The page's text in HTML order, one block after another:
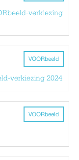
verkiezing
VOORbeeld
verkiezing 2024
VOORbeeld